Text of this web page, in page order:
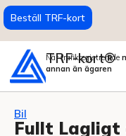
Beställ TRF-kort
TRF-kort®
När trafikregistrerade
annan än ägaren
Bil
Fullt